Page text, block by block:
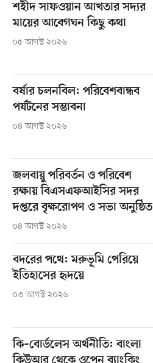
শহীদ সাফওয়ান আখতার সদ্যর
মায়ের আবেগঘন কিছু কথা
০৫ আগস্ট ২০২৬
বর্ষার চলনবিল: পরিবেশবান্ধব
পর্যটনের সম্ভাবনা
০৪ আগস্ট ২০২৬
জলবায়ু পরিবর্তন ও পরিবেশ
রক্ষায় বিএসএফআইসির সদর
দপ্তরে বৃক্ষরোপণ ও সভা অনুষ্ঠিত
০৪ আগস্ট ২০২৬
বদরের পথে: মরুভূমি পেরিয়ে
ইতিহাসের হৃদয়ে
০৩ আগস্ট ২০২৬
কি–বোর্ডলেস অর্থনীতি: বাংলা